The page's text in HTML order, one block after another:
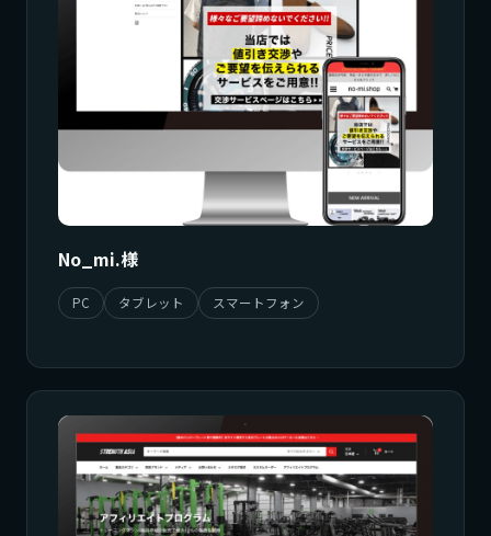
No_mi.様
PC タブレット スマートフォン